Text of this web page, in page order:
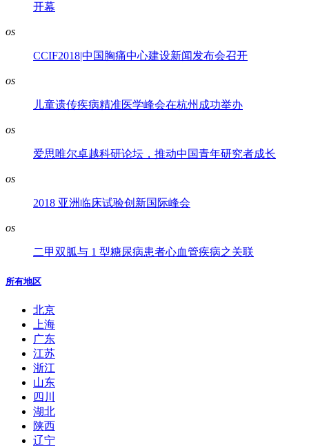
开幕
os
CCIF2018|中国胸痛中心建设新闻发布会召开
os
儿童遗传疾病精准医学峰会在杭州成功举办
os
爱思唯尔卓越科研论坛，推动中国青年研究者成长
os
2018 亚洲临床试验创新国际峰会
os
二甲双胍与 1 型糖尿病患者心血管疾病之关联
所有地区
北京
上海
广东
江苏
浙江
山东
四川
湖北
陕西
辽宁